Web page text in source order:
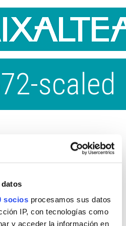
datos
socios procesamos sus datos
IP, con tecnologías como
y acceder la información en
scaled